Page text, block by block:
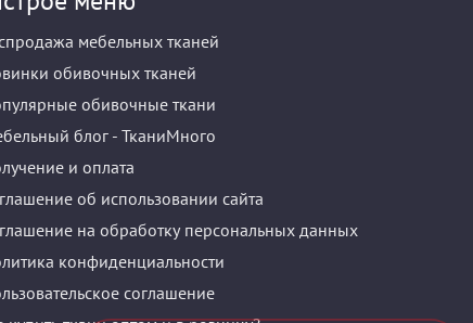
мебельных тканей
обивочных тканей
обивочные ткани
блог - ТканиМного
и оплата
об использовании сайта
на обработку персональных данных
конфиденциальности
соглашение